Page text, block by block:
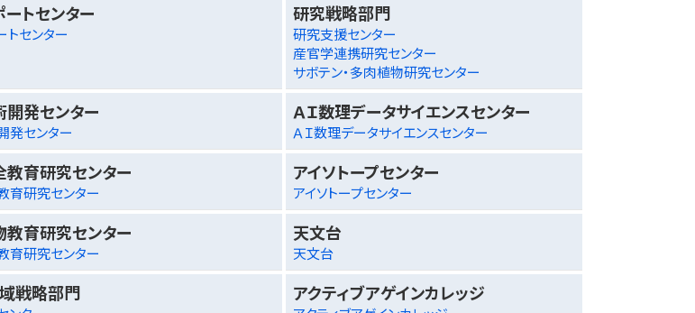
トセンター
トセンター
研究戦略部門
研究支援センター
産官学連携研究センター
サボテン・多肉植物研究センター
発センター
発センター
ＡＩ数理データサイエンスセンター
ＡＩ数理データサイエンスセンター
育研究センター
育研究センター
アイソトープセンター
アイソトープセンター
教育研究センター
育研究センター
天文台
天文台
戦略部門 アクティブアゲインカレッジ